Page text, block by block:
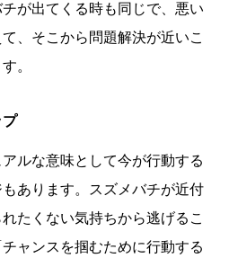
が出てくる時も同じで、悪い
、そこから問題解決が近いこ
。
プ
ルな意味として今が行動する
あります。スズメバチが近付
たくない気持ちから逃げるこ
ャンスを掴むために行動する